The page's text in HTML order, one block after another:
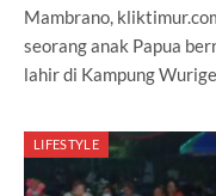
Mambrano,
seorang anak Papua
lahir di Kampung
LIFESTYLE